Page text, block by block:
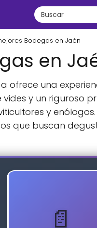
Bodegas en Jaén
en
ofrece una
y un riguroso
y
que buscan